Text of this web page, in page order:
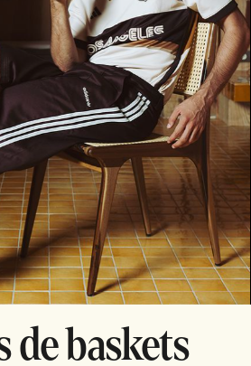
de baskets